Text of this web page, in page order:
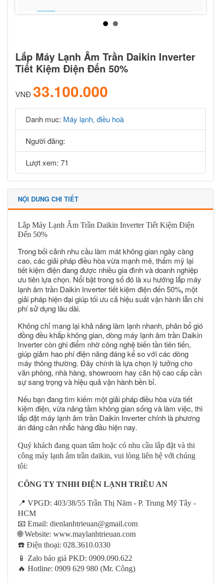
Lắp Máy Lạnh Âm Trần Daikin Inverter
Tiết Kiệm Điện Đến 50%
VNĐ 33.100.000
Danh muc: Máy lạnh, điều hoà
Người đăng:
Lượt xem: 71
NỘI DUNG CHI TIẾT
Lắp Máy Lạnh Âm Trần Daikin Inverter Tiết Kiệm Điện
Đến 50%
Trong bối cảnh nhu cầu làm mát không gian ngày càng
cao, các giải pháp điều hòa vừa mạnh mẽ, thẩm mỹ lại
tiết kiệm điện đang được nhiều gia đình và doanh nghiệp
ưu tiên lựa chọn. Nổi bật trong số đó là xu hướng lắp máy
lạnh âm trần Daikin Inverter tiết kiệm điện đến 50%, một
giải pháp hiện đại giúp tối ưu cả hiệu suất vận hành lẫn chi
phí sử dụng lâu dài.
Không chỉ mang lại khả năng làm lạnh nhanh, phân bổ gió
đồng đều khắp không gian, dòng máy lạnh âm trần Daikin
Inverter còn ghi điểm nhờ công nghệ biến tần tiên tiến,
giúp giảm hao phí điện năng đáng kể so với các dòng
máy thông thường. Đây chính là lựa chọn lý tưởng cho
văn phòng, nhà hàng, showroom hay căn hộ cao cấp cần
sự sang trọng và hiệu quả vận hành bền bỉ.
Nếu bạn đang tìm kiếm một giải pháp điều hòa vừa tiết
kiệm điện, vừa nâng tầm không gian sống và làm việc, thì
lắp đặt máy lạnh âm trần Daikin Inverter chính là phương
án đáng cân nhắc hàng đầu hiện nay.
Quý khách đang quan tâm hoặc có nhu cầu lắp đặt và thi
công máy lạnh âm trần daikin, vui lòng liên hệ với chúng
tôi:
CÔNG TY TNHH ĐIỆN LẠNH TRIỀU AN
📍 VPGD: 403/38/55 Trần Thị Năm - P. Trung Mỹ Tây -
HCM
📧 Email: dienlanhtrieuan@gmail.com
🌐Website: www.maylanhtrieuan.com
☎ ️ Điện thoại: 028.3610.0330
📱
Zalo báo giá PKD: 0909.090.622
🔥 Hotline: 0909 629 980 (Mr. Công)